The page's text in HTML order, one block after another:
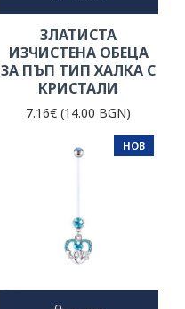
ЗЛАТИСТА
ИЗЧИСТЕНА ОБЕЦА
ЗА ПЪП ТИП ХАЛКА С
КРИСТАЛИ
7.16€ (14.00 BGN)
НОВ